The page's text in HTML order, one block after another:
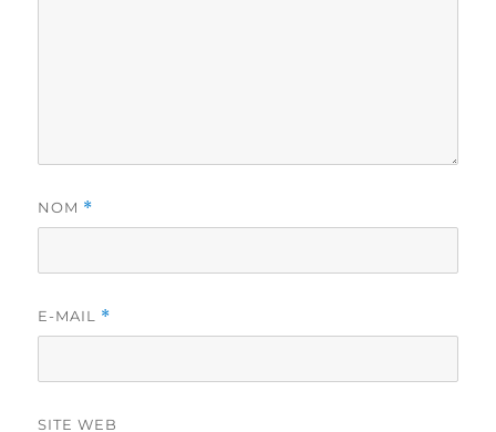
NOM *
E-MAIL *
SITE WEB